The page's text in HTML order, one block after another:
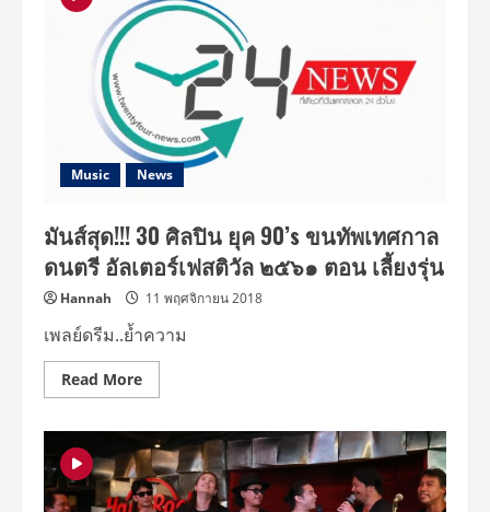
Music News
มันส์สุด!!! 30 ศิลปิน ยุค 90’s ขนทัพเทศกาล
ดนตรี อัลเตอร์เฟสติวัล ๒๕๖๑ ตอน เลี้ยงรุ่น
Hannah 11 พฤศจิกายน 2018
เพลย์ดรีม..ย้ำความ
Read MoreRead
more
สุด!!!
30
ศิลปิน
ยุค
90’s